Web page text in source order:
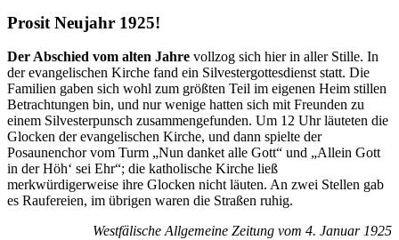
Prosit Neujahr 1925!
Der Abschied vom alten Jahre vollzog sich hier in aller Stille. In
der evangelischen Kirche fand ein Silvestergottesdienst statt. Die
Familien gaben sich wohl zum größten Teil im eigenen Heim stillen
Betrachtungen bin, und nur wenige hatten sich mit Freunden zu
einem Silvesterpunsch zusammengefunden. Um 12 Uhr läuteten die
Glocken der evangelischen Kirche, und dann spielte der
Posaunenchor vom Turm „Nun danket alle Gott“ und „Allein Gott
in der Höh‘ sei Ehr“; die katholische Kirche ließ
merkwürdigerweise ihre Glocken nicht läuten. An zwei Stellen gab
es Raufereien, im übrigen waren die Straßen ruhig.
Westfälische Allgemeine Zeitung vom 4. Januar 1925